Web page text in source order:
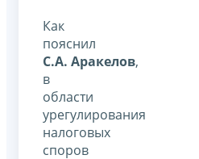
Как
пояснил
С.А. Аракелов,
в
области
урегулирования
налоговых
споров